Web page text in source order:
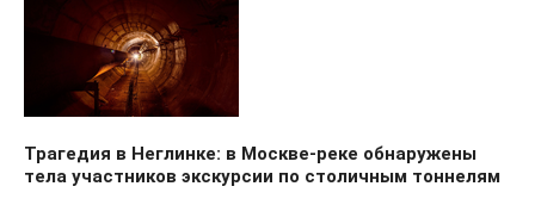
Трагедия в Неглинке: в Москве-реке обнаружены
тела участников экскурсии по столичным тоннелям